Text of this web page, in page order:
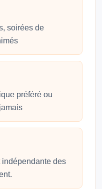
soirées de
préféré ou
des